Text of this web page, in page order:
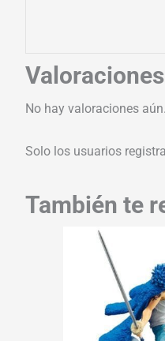
Valoraciones
No hay valoraciones aún.
Solo los usuarios
También te